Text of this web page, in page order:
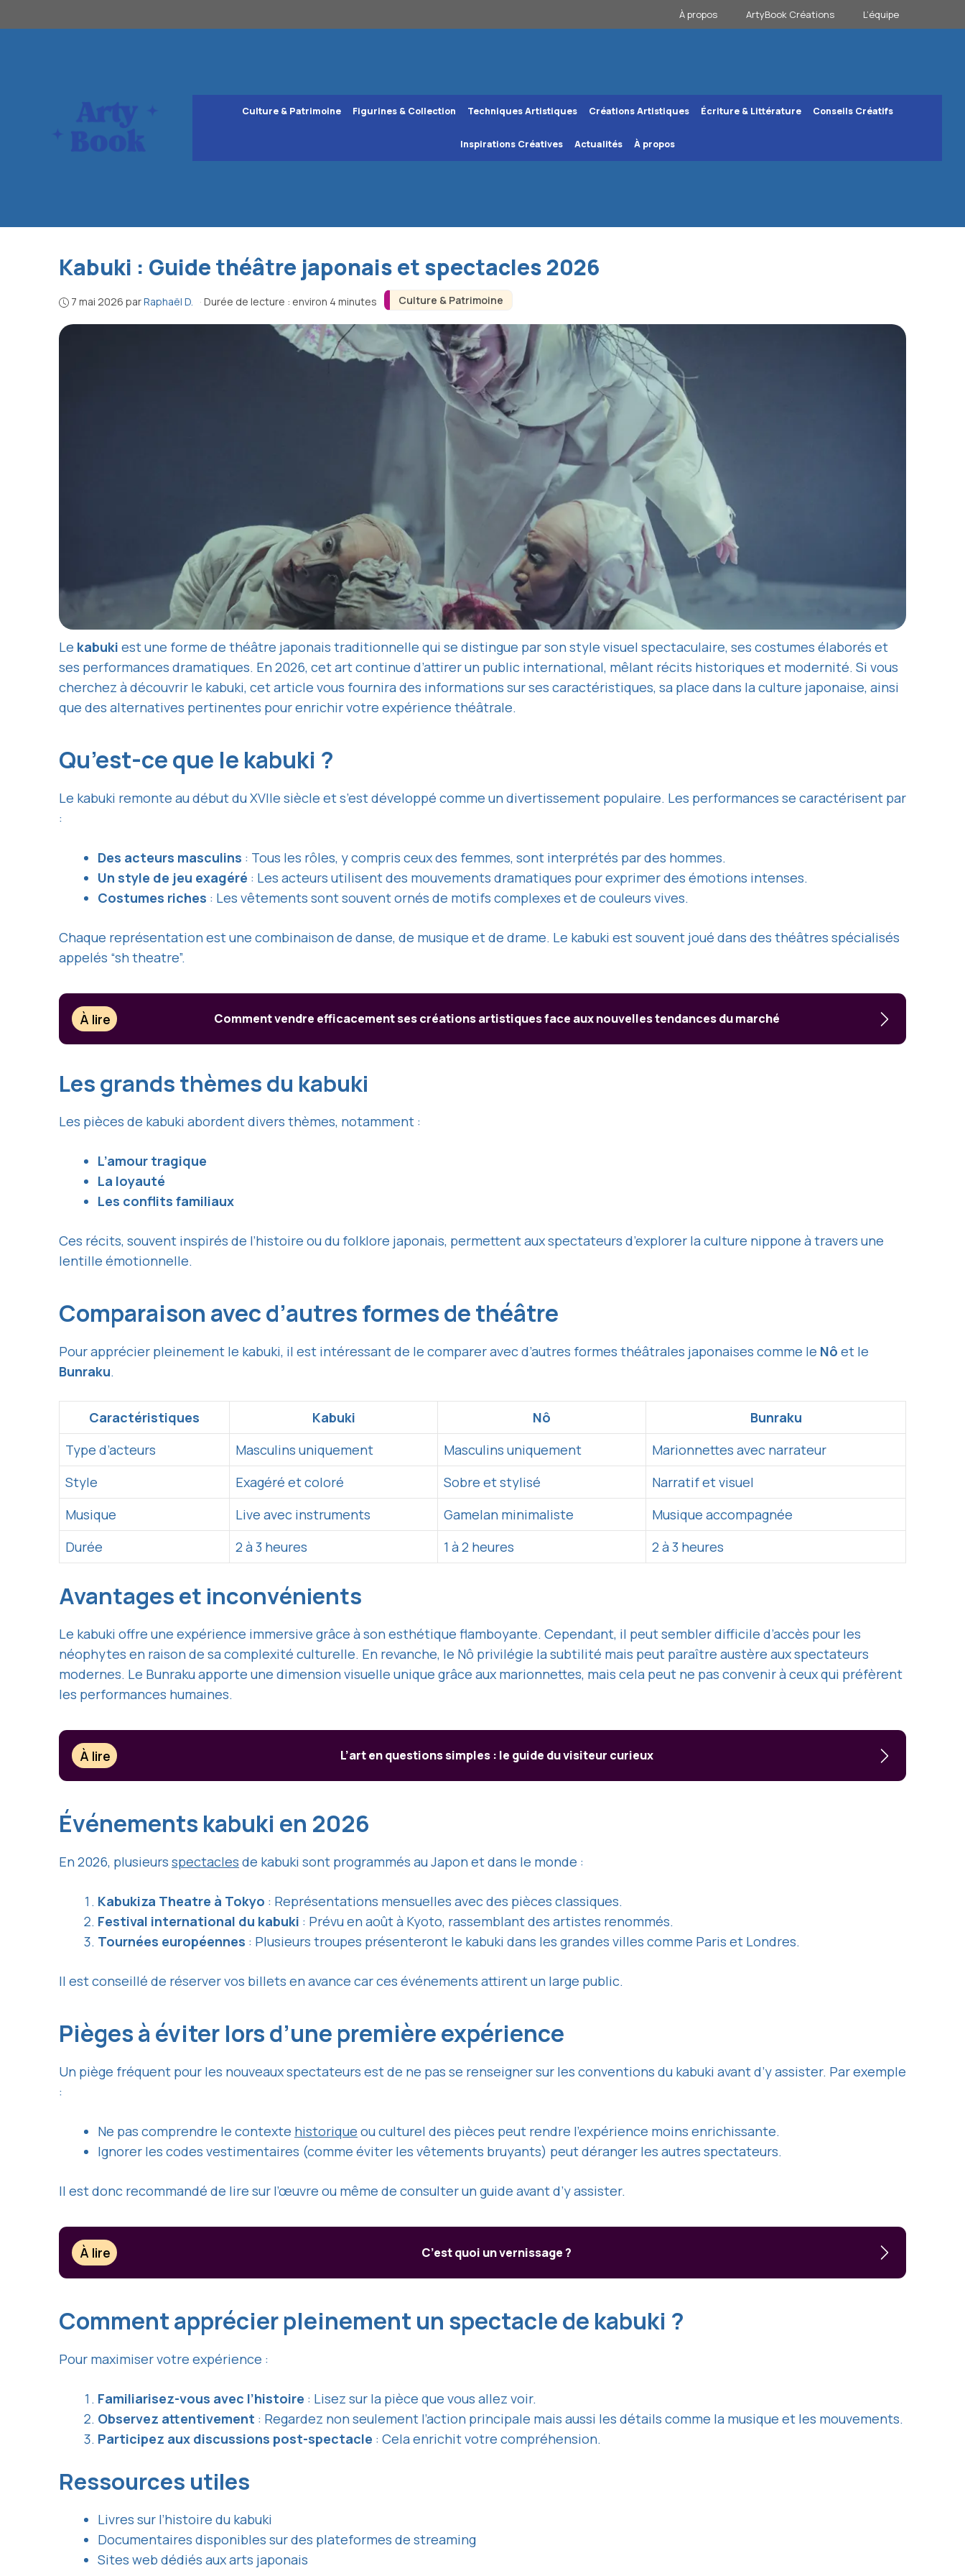
au
À propos ArtyBook Créations L’équipe
Culture & Patrimoine Figurines & Collection Techniques Artistiques Créations Artistiques Écriture & Littérature Conseils Créatifs
Inspirations Créatives Actualités À propos
Culture & Patrimoine
Kabuki : Guide théâtre japonais et spectacles 2026
7 mai 2026 parRaphaël D. · Durée de lecture : environ 4 minutes
Le kabuki est une forme de théâtre japonais traditionnelle qui se distingue par son style visuel spectaculaire, ses costumes élaborés et
ses performances dramatiques. En 2026, cet art continue d’attirer un public international, mêlant récits historiques et modernité. Si vous
cherchez à découvrir le kabuki, cet article vous fournira des informations sur ses caractéristiques, sa place dans la culture japonaise, ainsi
que des alternatives pertinentes pour enrichir votre expérience théâtrale.
Qu’est-ce que le kabuki ?
Le kabuki remonte au début du XVIIe siècle et s’est développé comme un divertissement populaire. Les performances se caractérisent par
:
Des acteurs masculins : Tous les rôles, y compris ceux des femmes, sont interprétés par des hommes.
Un style de jeu exagéré : Les acteurs utilisent des mouvements dramatiques pour exprimer des émotions intenses.
Costumes riches : Les vêtements sont souvent ornés de motifs complexes et de couleurs vives.
Chaque représentation est une combinaison de danse, de musique et de drame. Le kabuki est souvent joué dans des théâtres spécialisés
appelés “sh theatre”.
À lire Comment vendre efficacement ses créations artistiques face aux nouvelles tendances du marché
Les grands thèmes du kabuki
Les pièces de kabuki abordent divers thèmes, notamment :
L’amour tragique
La loyauté
Les conflits familiaux
Ces récits, souvent inspirés de l’histoire ou du folklore japonais, permettent aux spectateurs d’explorer la culture nippone à travers une
lentille émotionnelle.
Comparaison avec d’autres formes de théâtre
Pour apprécier pleinement le kabuki, il est intéressant de le comparer avec d’autres formes théâtrales japonaises comme le Nô et le
Bunraku.
Caractéristiques Kabuki Nô
Bunraku
Type d’acteurs
Masculins uniquement Masculins uniquement
Marionnettes avec narrateur
Style
Exagéré et coloré Sobre et stylisé
Narratif et visuel
Musique
Live avec instruments Gamelan minimaliste
Musique accompagnée
Durée
2 à 3 heures 1 à 2 heures 2 à 3 heures
Avantages et inconvénients
Le kabuki offre une expérience immersive grâce à son esthétique flamboyante. Cependant, il peut sembler difficile d’accès pour les
néophytes en raison de sa complexité culturelle. En revanche, le Nô privilégie la subtilité mais peut paraître austère aux spectateurs
modernes. Le Bunraku apporte une dimension visuelle unique grâce aux marionnettes, mais cela peut ne pas convenir à ceux qui préfèrent
les performances humaines.
À lire L’art en questions simples : le guide du visiteur curieux
Événements kabuki en 2026
En 2026, plusieurs spectacles de kabuki sont programmés au Japon et dans le monde :
Kabukiza Theatre à Tokyo : Représentations mensuelles avec des pièces classiques.
Festival international du kabuki : Prévu en août à Kyoto, rassemblant des artistes renommés.
Tournées européennes : Plusieurs troupes présenteront le kabuki dans les grandes villes comme Paris et Londres.
Il est conseillé de réserver vos billets en avance car ces événements attirent un large public.
Pièges à éviter lors d’une première expérience
Un piège fréquent pour les nouveaux spectateurs est de ne pas se renseigner sur les conventions du kabuki avant d’y assister. Par exemple
:
Ne pas comprendre le contexte historique ou culturel des pièces peut rendre l’expérience moins enrichissante.
Ignorer les codes vestimentaires (comme éviter les vêtements bruyants) peut déranger les autres spectateurs.
Il est donc recommandé de lire sur l’œuvre ou même de consulter un guide avant d’y assister.
À lire C’est quoi un vernissage ?
Comment apprécier pleinement un spectacle de kabuki ?
Pour maximiser votre expérience :
Familiarisez-vous avec l’histoire : Lisez sur la pièce que vous allez voir.
Observez attentivement : Regardez non seulement l’action principale mais aussi les détails comme la musique et les mouvements.
Participez aux discussions post-spectacle : Cela enrichit votre compréhension.
Ressources utiles
Livres sur l’histoire du kabuki
Documentaires disponibles sur des plateformes de streaming
Sites web dédiés aux arts japonais